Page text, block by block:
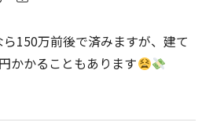
150万前後で済みますが、建て
かかることもあります